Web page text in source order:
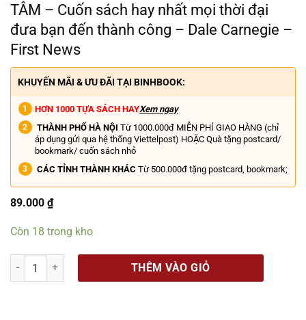
TÂM – Cuốn sách hay nhất mọi thời đại
đưa bạn đến thành công – Dale Carnegie –
First News
KHUYẾN MÃI & ƯU ĐÃI TẠI BINHBOOK:
HƠN 1000 TỰA SÁCH HAYXem ngay
THÀNH PHỐ HÀ NỘI Từ 1000.000đ MIỄN PHÍ GIAO HÀNG (chỉ
áp dụng gửi qua hệ thống Viettelpost) HOẶC Quà tặng postcard/
bookmark/ cuốn sách nhỏ
CÁC TỈNH THÀNH KHÁC Từ 500.000đ tặng postcard, bookmark;
89.000 ₫
Còn 18 trong kho
[Phiên bản đặc biệt bìa cứng] (Bản dịch được bạn đọc Việt Nam
THÊM VÀO GIỎ